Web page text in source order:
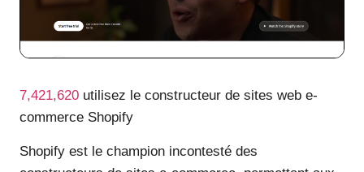
7,421,620 utilisez le constructeur de sites web e-
commerce Shopify
Shopify est le champion incontesté des